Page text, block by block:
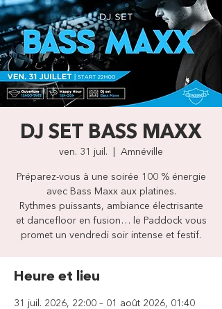
DJ SET BASS MAXX
ven. 31 juil. Amnéville
Préparez-vous à une soirée 100 % énergie
avec Bass Maxx aux platines.
Rythmes puissants, ambiance électrisante
et dancefloor en fusion… le Paddock vous
promet un vendredi soir intense et festif.
Heure et lieu
31 juil. 2026, 22:00 – 01 août 2026, 01:40